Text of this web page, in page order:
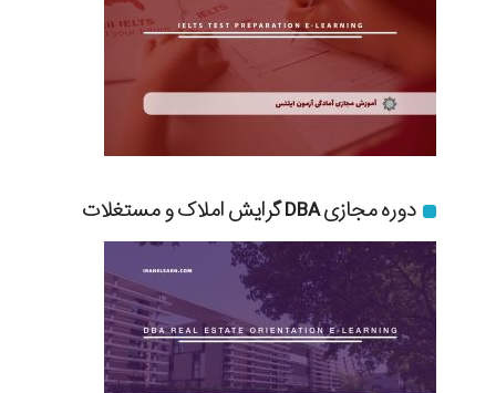
دوره مجازی DBA گرایش املاک و مستغلات